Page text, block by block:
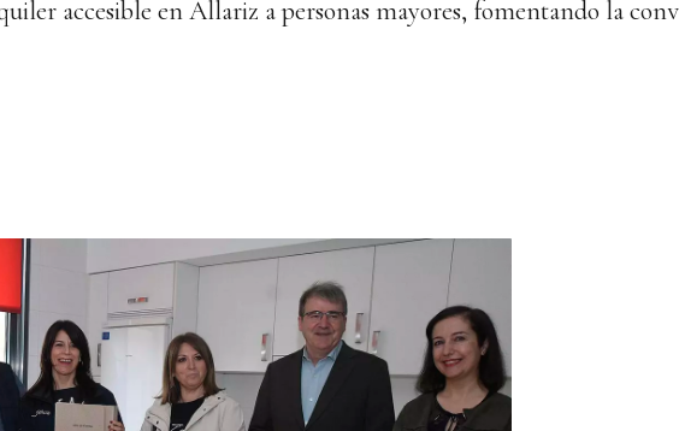
accesible en Allariz a personas mayores, fomentando la